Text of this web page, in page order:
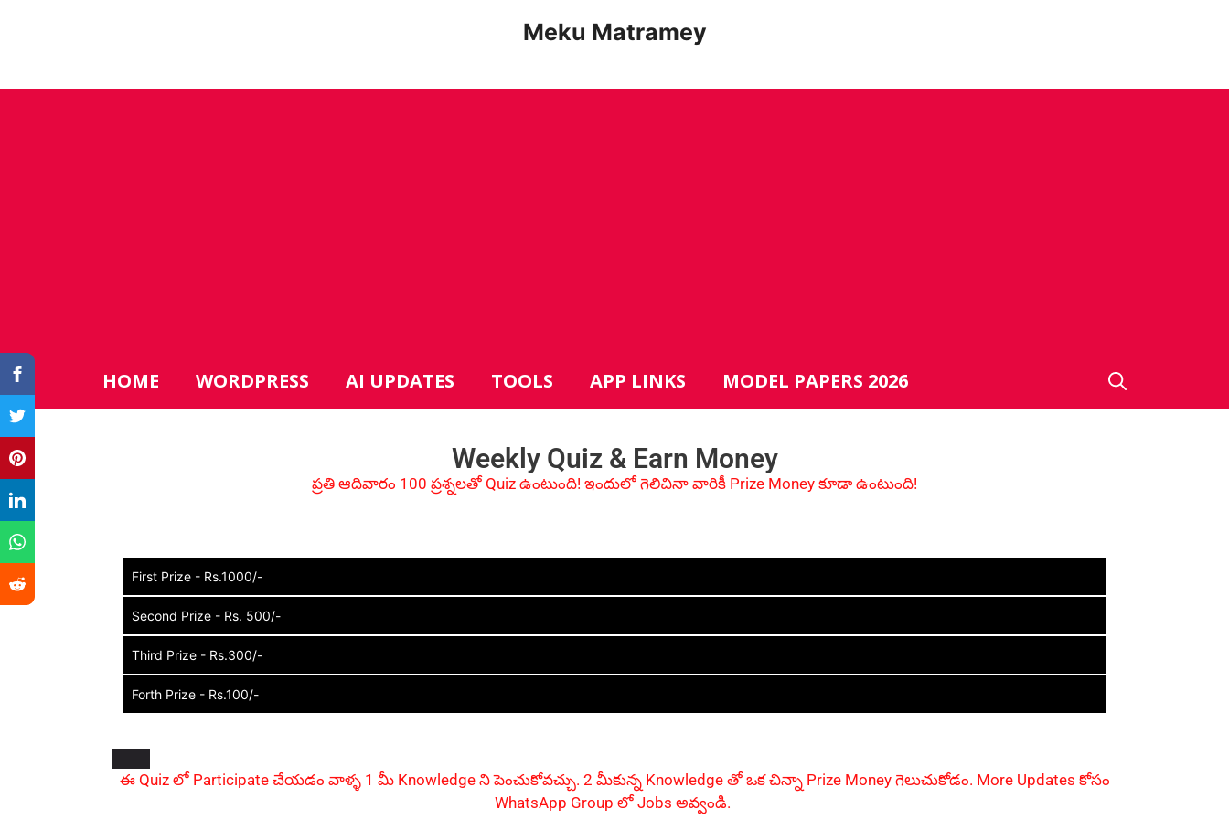
Meku Matramey
HOME WORDPRESS AI UPDATES TOOLS APP LINKS MODEL PAPERS 2026
Weekly Quiz & Earn Money
ప్రతి ఆదివారం 100 ప్రశ్నలతో Quiz ఉంటుంది! ఇందులో గెలిచినా వారికీ Prize Money కూడా ఉంటుంది!
First Prize - Rs.1000/-
Second Prize - Rs. 500/-
Third Prize - Rs.300/-
Forth Prize - Rs.100/-
ఈ Quiz లో Participate చేయడం వాళ్ళ 1 మీ Knowledge ని పెంచుకోవచ్చు. 2 మీకున్న Knowledge తో ఒక చిన్నా Prize Money గెలుచుకోడం. More Updates కోసం
WhatsApp Group లో Jobs అవ్వండి.